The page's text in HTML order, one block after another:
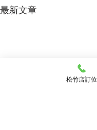
最新文章
松竹店訂位